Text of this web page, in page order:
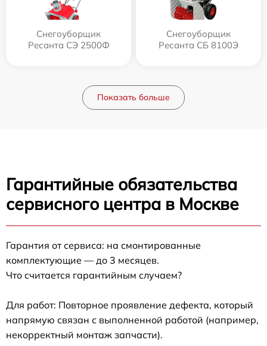
Снегоуборщик
Ресанта СЭ 2500Ф
Снегоуборщик
Ресанта СБ 8100Э
Показать больше
Гарантийные обязательства
сервисного центра в Москве
Гарантия от сервиса: на смонтированные
комплектующие — до 3 месяцев.
Что считается гарантийным случаем?
Для работ: Повторное проявление дефекта, который
напрямую связан с выполненной работой (например,
некорректный монтаж запчасти).